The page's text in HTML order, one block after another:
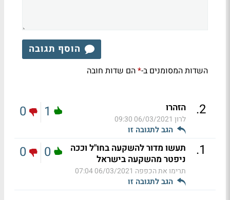
הוסף תגובה
השדות המסומנים ב-*הם שדות חובה
2
. הזהרו
לרון 06/03/2021 09:30
הגב לתגובה זו
1
0
1
.
תעשו מדור להשקעה בחו"ל וככה
ניפטר מהשקעה בישראל
תרימו את הכפפה 06/03/2021 07:04
הגב לתגובה זו
0
0